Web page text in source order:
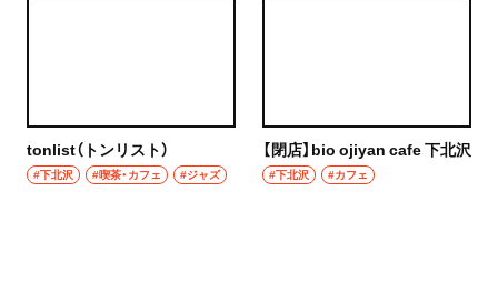
tonlist（トンリスト）
#下北沢 #喫茶・カフェ #ジャズ
【閉店】bio ojiyan cafe 下北沢
#下北沢 #カフェ